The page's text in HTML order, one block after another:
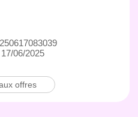
06/2025
offres